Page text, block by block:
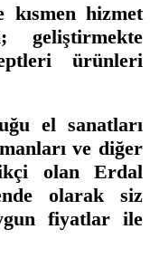
kısmen hizmet
geliştirmekte
ürünleri
el sanatları
ve diğer
olan Erdal
olarak siz
fiyatlar ile